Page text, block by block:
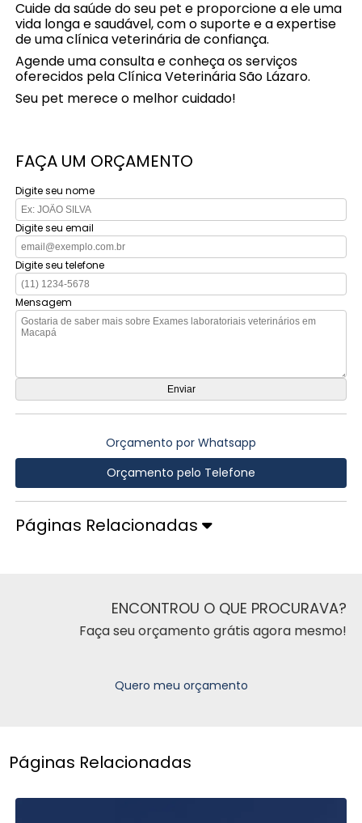
Cuide da saúde do seu pet e proporcione a ele uma
vida longa e saudável, com o suporte e a expertise
de uma clínica veterinária de confiança.
Agende uma consulta e conheça os serviços
oferecidos pela Clínica Veterinária São Lázaro.
Seu pet merece o melhor cuidado!
FAÇA UM ORÇAMENTO
Digite seu nome
Digite seu email
Digite seu telefone
Mensagem
Orçamento por Whatsapp
Orçamento pelo Telefone
Páginas Relacionadas
ENCONTROU O QUE PROCURAVA?
Faça seu orçamento grátis agora mesmo!
Quero meu orçamento
Páginas Relacionadas